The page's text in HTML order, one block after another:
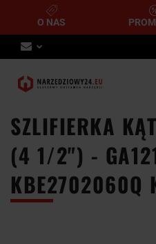
O NAS
SZLIFIERKA
(4 1/2") -
KBE2702060Q